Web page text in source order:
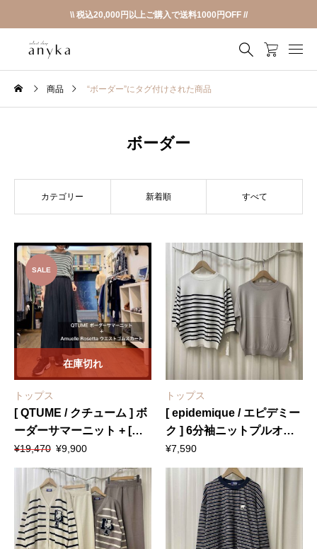
\\ 税込20,000円以上ご購入で送料1000円OFF //
商品 “ボーダー”にタグ付けされた商品
ボーダー
カテゴリー 新着順 すべて
トップス
[ QTUME / クチューム ] ボ
ーダーサマーニット + [
Amuelle Rosetta / アミュ
エルロゼッタ ] ウエストゴ
ムスカート
¥19,470
元
¥19,470
で
し
¥9,900
現
は
¥9,900
で
SALE
在庫切れ
トップス
[ epidemique / エピデミー
ク ] 6分袖ニットプルオー
バー
¥7,590